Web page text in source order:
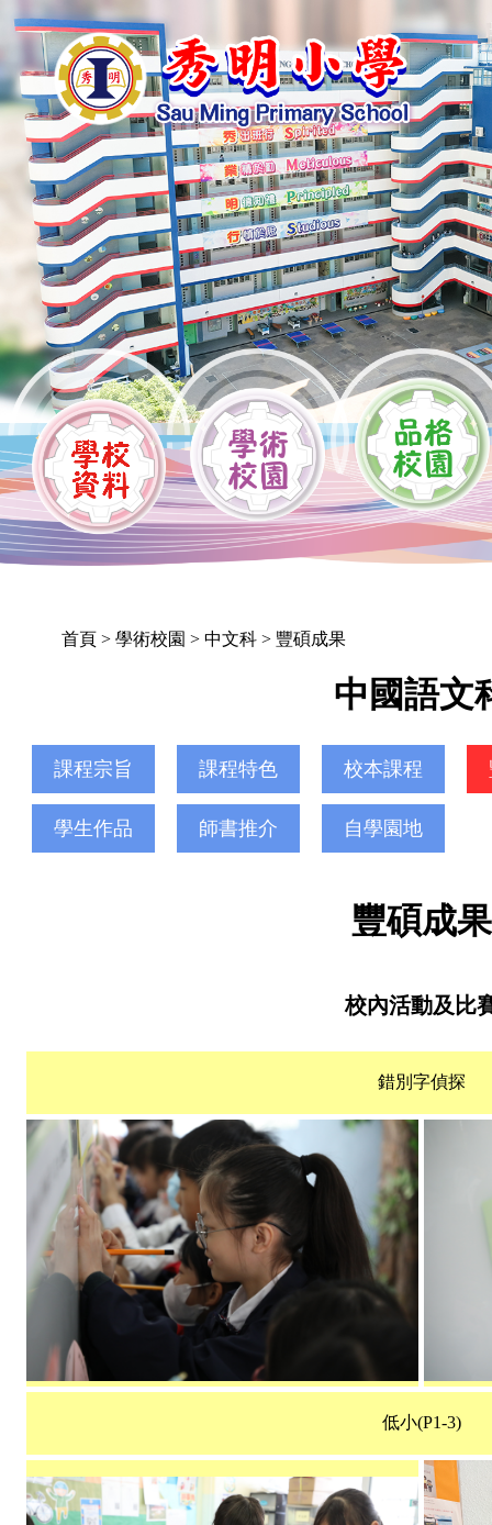
首頁> 學術校園 > 中文科 > 豐碩成果
中國語文
課程宗旨 課程特色 校本課程
學生作品 師書推介 自學園地
豐碩成果
校內活動及比
錯別字偵探
低小(P1-3)